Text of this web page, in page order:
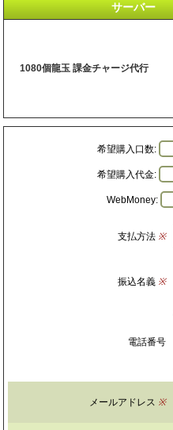
サーバー
1080個龍玉 課金チャージ代行
希望購入口数:
希望購入代金:
WebMoney:
支払方法※
振込名義※
電話番号
メールアドレス ※